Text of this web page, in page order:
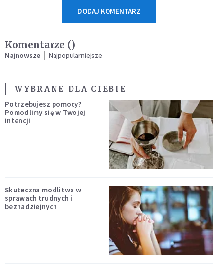
DODAJ KOMENTARZ
Komentarze ()
Najnowsze Najpopularniejsze
WYBRANE DLA CIEBIE
Potrzebujesz pomocy?
Pomodlimy się w Twojej
intencji
Skuteczna modlitwa w
sprawach trudnych i
beznadziejnych